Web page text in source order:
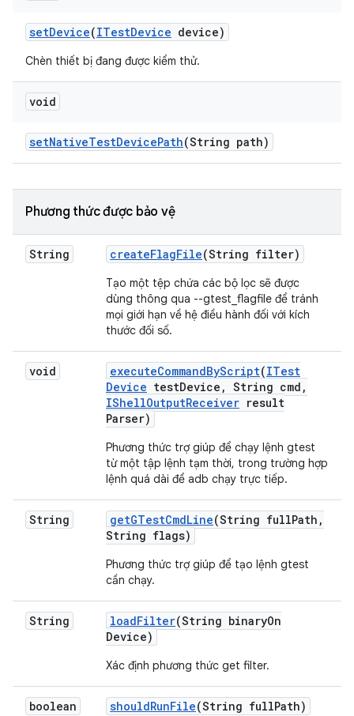
setDevice(ITestDevice device)
Chèn thiết bị đang được kiểm thử.
void
setNativeTestDevicePath(String path)
Phương thức được bảo vệ
String createFlagFile(String filter)
Tạo một tệp chứa các bộ lọc sẽ được
dùng thông qua --gtest_flagfile để tránh
mọi giới hạn về hệ điều hành đối với kích
thước đối số.
void executeCommandByScript(ITest
Device testDevice , String cmd ,
IShellOutputReceiver result
Parser)
Phương thức trợ giúp để chạy lệnh gtest
từ một tập lệnh tạm thời, trong trường hợp
lệnh quá dài để adb chạy trực tiếp.
String getGTestCmdLine(String fullPath ,
String flags)
Phương thức trợ giúp để tạo lệnh gtest
cần chạy.
String loadFilter(String binaryOn
Device)
Xác định phương thức get filter.
boolean shouldRunFile(String fullPath)